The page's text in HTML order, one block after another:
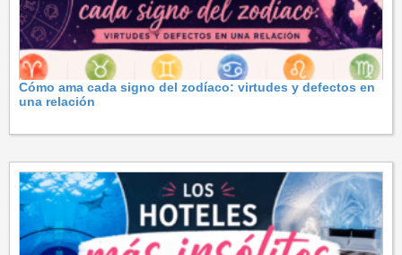
Cómo ama cada signo del zodíaco: virtudes y defectos en
una relación